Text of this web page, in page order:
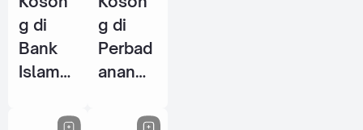
g di
Bank
Islam
g di
Perbad
anan